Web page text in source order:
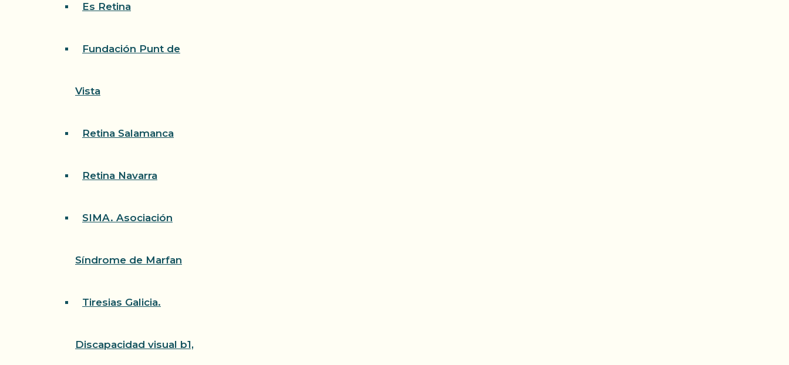
Es Retina
Fundación Punt de
Vista
Retina Salamanca
Retina Navarra
SIMA. Asociación
Síndrome de Marfan
Tiresias Galicia.
Discapacidad visual b1,